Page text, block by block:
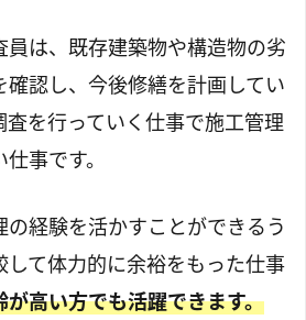
は、既存建築物や構造物の劣
認し、今後修繕を計画してい
査を行っていく仕事で施工管理
事です。
経験を活かすことができるう
して体力的に余裕をもった仕事
が高い方でも活躍できます。